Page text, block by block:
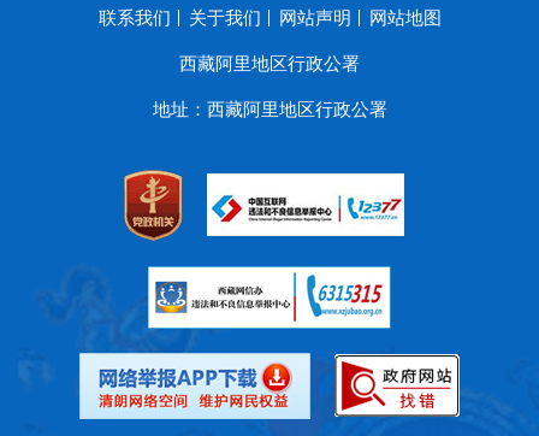
联系我们 关于我们 网站声明 网站地图
西藏阿里地区行政公署
地址：西藏阿里地区行政公署